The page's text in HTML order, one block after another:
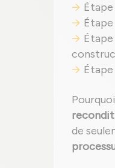
Étape
Étape
Étape
Étape
de